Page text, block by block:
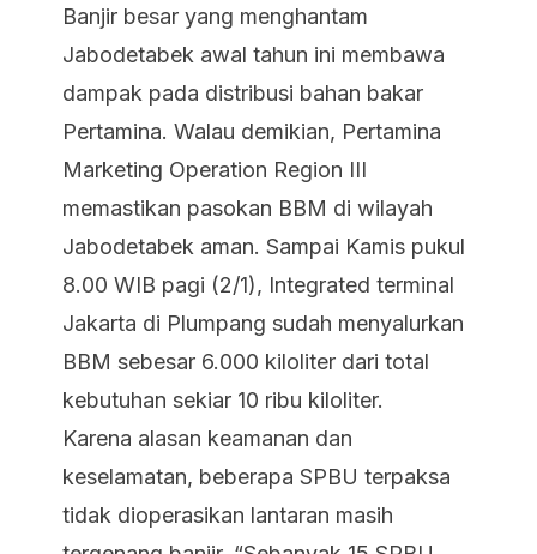
Banjir besar yang menghantam
Jabodetabek awal tahun ini membawa
dampak pada distribusi bahan bakar
Pertamina. Walau demikian, Pertamina
Marketing Operation Region III
memastikan pasokan BBM di wilayah
Jabodetabek aman. Sampai Kamis pukul
8.00 WIB pagi (2/1), Integrated terminal
Jakarta di Plumpang sudah menyalurkan
BBM sebesar 6.000 kiloliter dari total
kebutuhan sekiar 10 ribu kiloliter.
Karena alasan keamanan dan
keselamatan, beberapa SPBU terpaksa
tidak dioperasikan lantaran masih